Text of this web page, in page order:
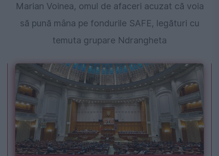
Marian Voinea, omul de afaceri acuzat că voia
să pună mâna pe fondurile SAFE, legături cu
temuta grupare Ndrangheta